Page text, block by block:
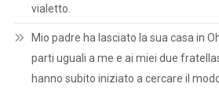
vialetto.
Mio padre ha lasciato la sua casa in
parti uguali a me e ai miei due
hanno subito iniziato a cercare il